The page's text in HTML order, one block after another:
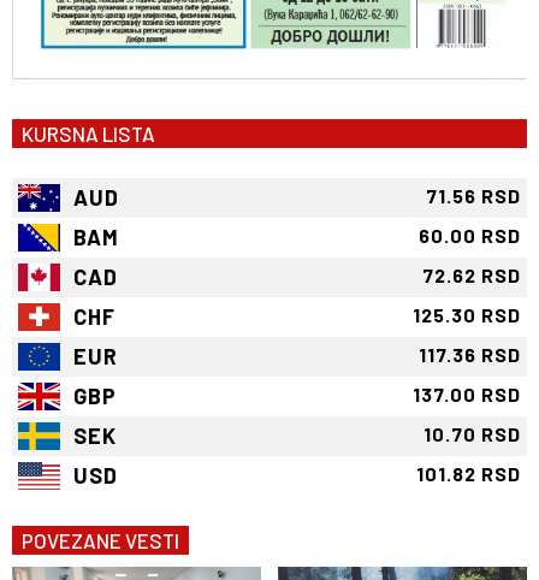
KURSNA LISTA
AUD 71.56 RSD
BAM 60.00 RSD
CAD 72.62 RSD
CHF 125.30 RSD
EUR 117.36 RSD
GBP 137.00 RSD
SEK 10.70 RSD
USD 101.82 RSD
POVEZANE VESTI